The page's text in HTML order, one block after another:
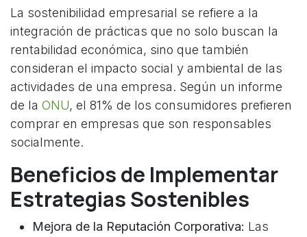
La sostenibilidad empresarial se refiere a la
integración de prácticas que no solo buscan la
rentabilidad económica, sino que también
consideran el impacto social y ambiental de las
actividades de una empresa. Según un informe
de la ONU, el 81% de los consumidores prefieren
comprar en empresas que son responsables
socialmente.
Beneficios de Implementar
Estrategias Sostenibles
Mejora de la Reputación Corporativa: Las